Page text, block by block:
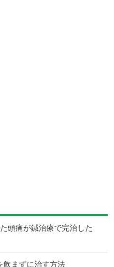
頭痛が鍼治療で完治した
飲まずに治す方法